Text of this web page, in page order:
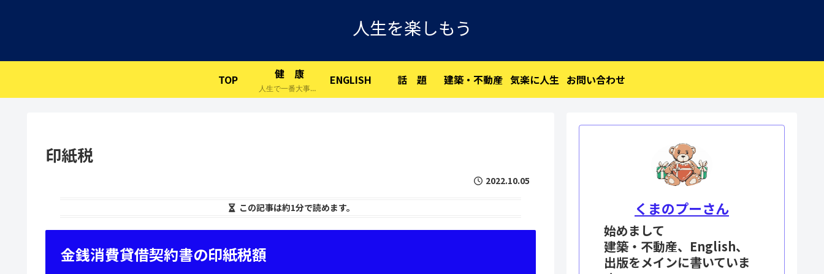
人生を楽しもう
TOP 健 康
人生で一番大事な物です。
ENGLISH 話 題 建築・不動産 気楽に人生 お問い合わせ
印紙税
2022.10.05
この記事は約1分で読めます。
金銭消費貸借契約書の印紙税額
くまのプーさん
始めまして
建築・不動産、English、
出版をメインに書いていま